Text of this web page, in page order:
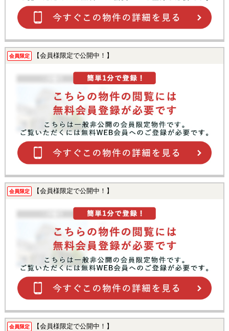
会員限定 【会員様限定で公開中！】
会員限定 【会員様限定で公開中！】
会員限定 【会員様限定で公開中！】